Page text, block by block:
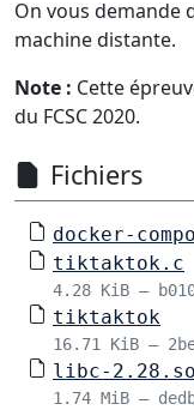
On vous demande
machine distante.
Note : Cette
du FCSC 2020.
Fichiers
docker-
tiktaktok.c
4.28 KiB –
tiktaktok
16.71 KiB –
libc-2.28.so
1.74 MiB –